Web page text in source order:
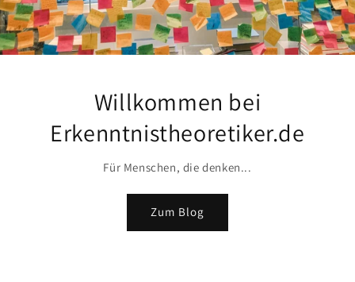
Willkommen bei
Erkenntnistheoretiker.de
Für Menschen, die denken...
Zum Blog